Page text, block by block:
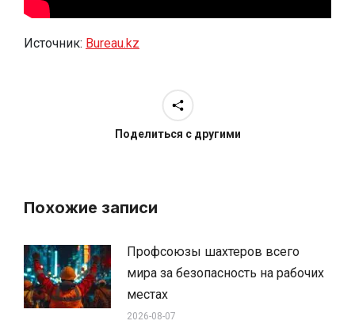
Источник: Bureau.kz
Поделиться с другими
Похожие записи
Профсоюзы шахтеров всего
мира за безопасность на рабочих
местах
2026-08-07